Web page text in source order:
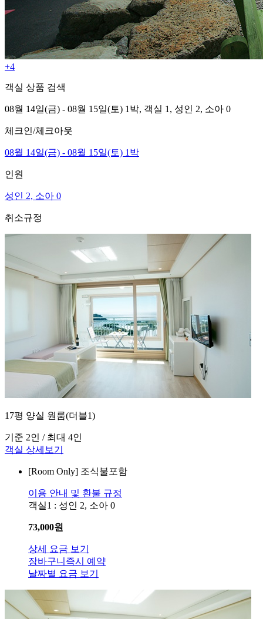
+4
객실 상품 검색
08월 14일(금) - 08월 15일(토) 1박, 객실 1, 성인 2, 소아 0
체크인/체크아웃
08월 14일(금) - 08월 15일(토) 1박
인원
성인 2, 소아 0
취소규정
17평 양실 원룸(더블1)
기준 2인 / 최대 4인
객실 상세보기
[Room Only] 조식불포함
이용 안내 및 환불 규정
객실1 : 성인 2, 소아 0
73,000원
상세 요금 보기
장바구니 즉시 예약
날짜별 요금 보기